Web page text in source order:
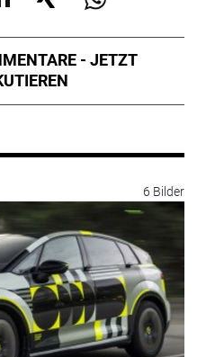
- JETZT
6 Bilder